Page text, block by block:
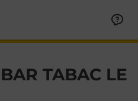
BAR TABAC LE